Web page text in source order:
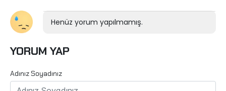
Henüz yorum yapılmamış.
YORUM YAP
Adınız Soyadınız